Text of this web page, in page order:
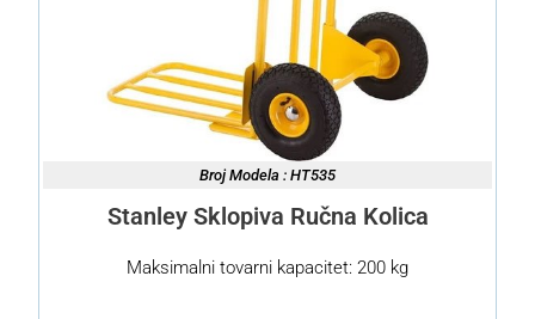
Broj Modela : HT535
Stanley Sklopiva Ručna Kolica
Maksimalni tovarni kapacitet: 200 kg